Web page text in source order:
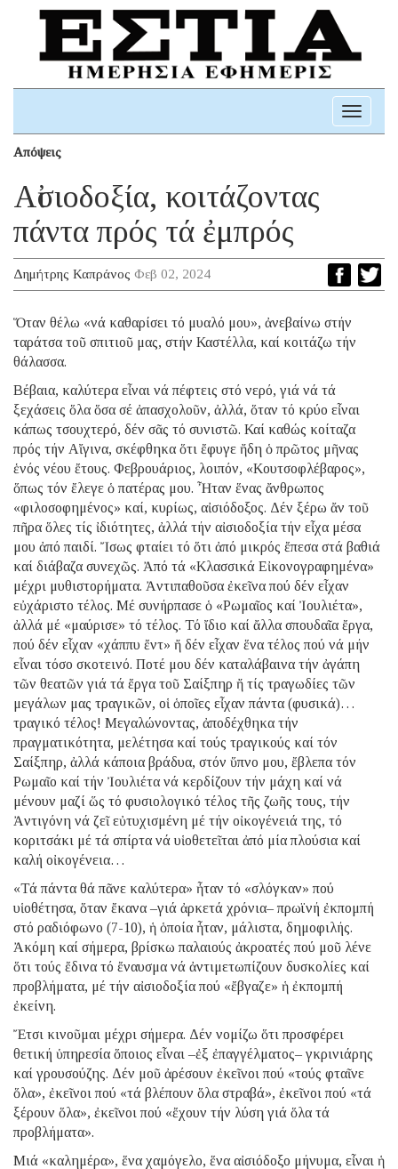
Toggle
Απόψεις
Αἰσιοδοξία, κοιτάζοντας
πάντα πρός τά ἐμπρός
Δημήτρης Καπράνος Φεβ 02, 2024
Ὅταν θέλω «νά καθαρίσει τό μυαλό μου», ἀνεβαίνω στήν
ταράτσα τοῦ σπιτιοῦ μας, στήν Καστέλλα, καί κοιτάζω τήν
θάλασσα.
Βέβαια, καλύτερα εἶναι νά πέφτεις στό νερό, γιά νά τά
ξεχάσεις ὅλα ὅσα σέ ἀπασχολοῦν, ἀλλά, ὅταν τό κρύο εἶναι
κάπως τσουχτερό, δέν σᾶς τό συνιστῶ. Καί καθώς κοίταζα
πρός τήν Αἴγινα, σκέφθηκα ὅτι ἔφυγε ἤδη ὁ πρῶτος μῆνας
ἑνός νέου ἔτους. Φεβρουάριος, λοιπόν, «Κουτσοφλέβαρος»,
ὅπως τόν ἔλεγε ὁ πατέρας μου. Ἦταν ἕνας ἄνθρωπος
«φιλοσοφημένος» καί, κυρίως, αἰσιόδοξος. Δέν ξέρω ἄν τοῦ
πῆρα ὅλες τίς ἰδιότητες, ἀλλά τήν αἰσιοδοξία τήν εἶχα μέσα
μου ἀπό παιδί. Ἴσως φταίει τό ὅτι ἀπό μικρός ἔπεσα στά βαθιά
καί διάβαζα συνεχῶς. Ἀπό τά «Κλασσικά Εἰκονογραφημένα»
μέχρι μυθιστορήματα. Ἀντιπαθοῦσα ἐκεῖνα πού δέν εἶχαν
εὐχάριστο τέλος. Μέ συνήρπασε ὁ «Ρωμαῖος καί Ἰουλιέτα»,
ἀλλά μέ «μαύρισε» τό τέλος. Τό ἴδιο καί ἄλλα σπουδαῖα ἔργα,
πού δέν εἶχαν «χάππυ ἔντ» ἤ δέν εἶχαν ἕνα τέλος πού νά μήν
εἶναι τόσο σκοτεινό. Ποτέ μου δέν καταλάβαινα τήν ἀγάπη
τῶν θεατῶν γιά τά ἔργα τοῦ Σαίξπηρ ἤ τίς τραγωδίες τῶν
μεγάλων μας τραγικῶν, οἱ ὁποῖες εἶχαν πάντα (φυσικά)…
τραγικό τέλος! Μεγαλώνοντας, ἀποδέχθηκα τήν
πραγματικότητα, μελέτησα καί τούς τραγικούς καί τόν
Σαίξπηρ, ἀλλά κάποια βράδυα, στόν ὕπνο μου, ἔβλεπα τόν
Ρωμαῖο καί τήν Ἰουλιέτα νά κερδίζουν τήν μάχη καί νά
μένουν μαζί ὥς τό φυσιολογικό τέλος τῆς ζωῆς τους, τήν
Ἀντιγόνη νά ζεῖ εὐτυχισμένη μέ τήν οἰκογένειά της, τό
κοριτσάκι μέ τά σπίρτα νά υἱοθετεῖται ἀπό μία πλούσια καί
καλή οἰκογένεια…
«Τά πάντα θά πᾶνε καλύτερα» ἦταν τό «σλόγκαν» πού
υἱοθέτησα, ὅταν ἔκανα –γιά ἀρκετά χρόνια– πρωϊνή ἐκπομπή
στό ραδιόφωνο (7-10), ἡ ὁποία ἦταν, μάλιστα, δημοφιλής.
Ἀκόμη καί σήμερα, βρίσκω παλαιούς ἀκροατές πού μοῦ λένε
ὅτι τούς ἔδινα τό ἔναυσμα νά ἀντιμετωπίζουν δυσκολίες καί
προβλήματα, μέ τήν αἰσιοδοξία πού «ἔβγαζε» ἡ ἐκπομπή
ἐκείνη.
Ἔτσι κινοῦμαι μέχρι σήμερα. Δέν νομίζω ὅτι προσφέρει
θετική ὑπηρεσία ὅποιος εἶναι –ἐξ ἐπαγγέλματος– γκρινιάρης
καί γρουσούζης. Δέν μοῦ ἀρέσουν ἐκεῖνοι πού «τούς φταῖνε
ὅλα», ἐκεῖνοι πού «τά βλέπουν ὅλα στραβά», ἐκεῖνοι πού «τά
ξέρουν ὅλα», ἐκεῖνοι πού «ἔχουν τήν λύση γιά ὅλα τά
προβλήματα».
Μιά «καλημέρα», ἕνα χαμόγελο, ἕνα αἰσιόδοξο μήνυμα, εἶναι ἡ